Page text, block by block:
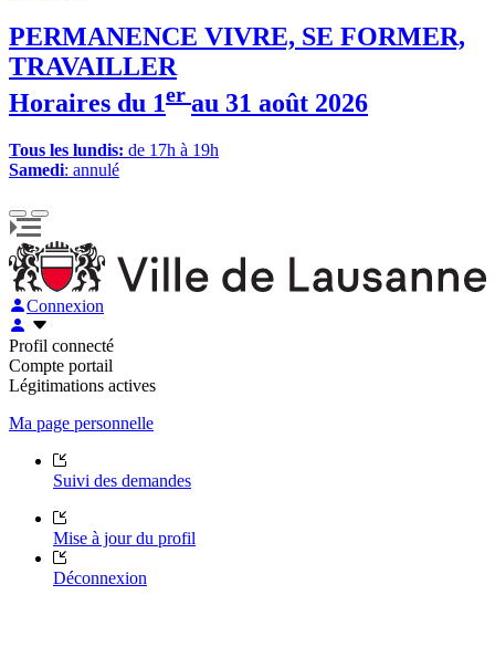
PERMANENCE VIVRE, SE FORMER,
TRAVAILLER
Horaires du 1er au 31 août 2026
Tous les lundis: de 17h à 19h
Samedi: annulé
Connexion
Profil connecté
Compte portail
Légitimations actives
Ma page personnelle
Suivi des demandes
Mise à jour du profil
Déconnexion